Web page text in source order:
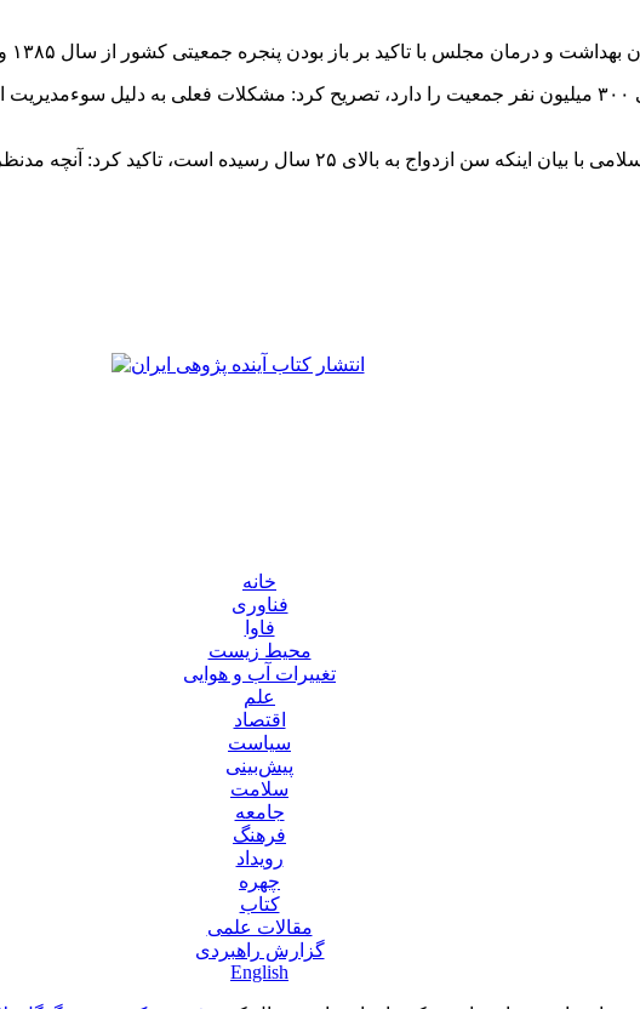
وی با بیان اینکه امکانات کشور گنجایش پذیرایی ۳۰۰ میلیون نفر جمعیت را دارد، تصریح کرد:
رئیس کمیسیون بهداشت ودرمان مجلس شورای اسلامی با بیان اینکه
خانه
فناوری
فاوا
محیط زیست
تغییرات آب و هوایی
علم
اقتصاد
سیاست
پیش‌بینی
سلامت
جامعه
فرهنگ
رویداد
چهره
کتاب
مقالات علمی
گزارش راهبردی
English